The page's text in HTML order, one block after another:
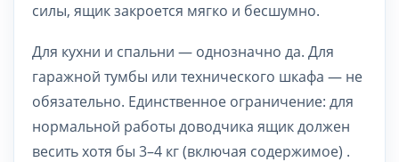
силы, ящик закроется мягко и бесшумно.
Для кухни и спальни — однозначно да. Для
гаражной тумбы или технического шкафа — не
обязательно. Единственное ограничение: для
нормальной работы доводчика ящик должен
весить хотя бы 3–4 кг (включая содержимое) .